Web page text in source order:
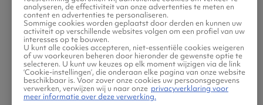
Boek ook direct een hotel of huurauto voor
in North Ronaldsay
Gratis tips, reisadvies en speciale
aanbiedingen voor vliegtickets Dusseldorf
analyseren, de effectiviteit van onze advertenties te meten en
content en advertenties te personaliseren.
Sommige cookies worden geplaatst door derden en kunnen uw
activiteit op verschillende websites volgen om een profiel van uw
interesses op te bouwen.
U kunt alle cookies accepteren, niet-essentiële cookies weigeren
of uw voorkeuren beheren door hieronder de gewenste optie te
selecteren. U kunt uw keuzes op elk moment wijzigen via de link
‘Cookie-instellingen’, die onderaan elke pagina van onze website
beschikbaar is. Voor zover onze cookies uw persoonsgegevens
verwerken, verwijzen wij u naar onze privacyverklaring voor
meer informatie over deze verwerking.